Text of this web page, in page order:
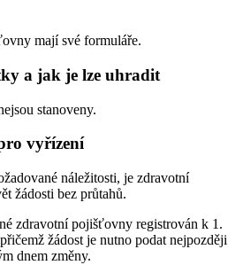
mají své formuláře.
a jak je lze uhradit
stanoveny.
vyřízení
náležitosti, je zdravotní
žádosti bez průtahů.
zdravotní pojišťovny registrován k 1.
žádost je nutno podat nejpozději
dnem změny.